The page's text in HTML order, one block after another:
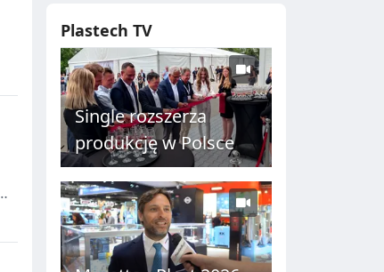
Plastech TV
Single rozszerza
produkcję w Polsce